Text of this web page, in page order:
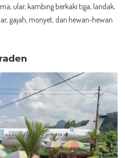
ular, kambing berkaki tiga, landak,
gajah, monyet, dan hewan-hewan